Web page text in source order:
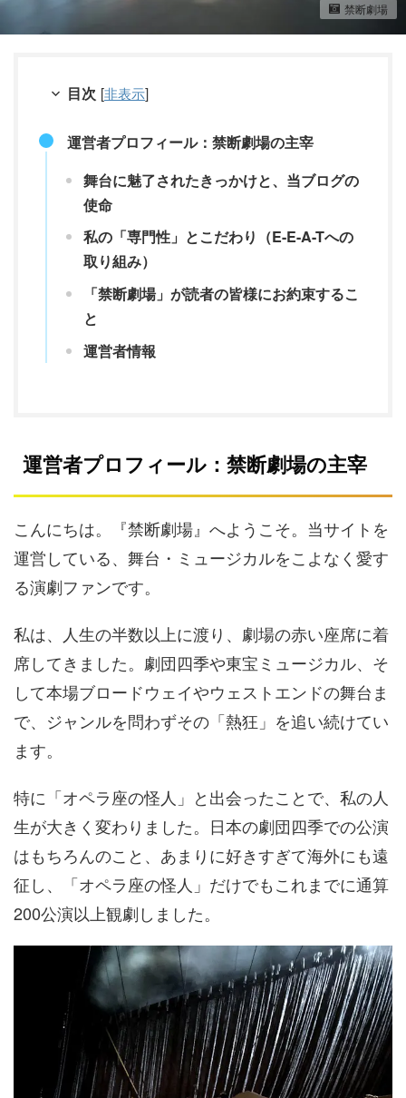
禁断劇場
目次 [非表示]
運営者プロフィール：禁断劇場の主宰
舞台に魅了されたきっかけと、当ブログの
使命
私の「専門性」とこだわり（E-E-A-Tへの
取り組み）
「禁断劇場」が読者の皆様にお約束するこ
と
運営者情報
運営者プロフィール：禁断劇場の主宰
こんにちは。『禁断劇場』へようこそ。当サイトを
運営している、舞台・ミュージカルをこよなく愛す
る演劇ファンです。
私は、人生の半数以上に渡り、劇場の赤い座席に着
席してきました。劇団四季や東宝ミュージカル、そ
して本場ブロードウェイやウェストエンドの舞台ま
で、ジャンルを問わずその「熱狂」を追い続けてい
ます。
特に「オペラ座の怪人」と出会ったことで、私の人
生が大きく変わりました。日本の劇団四季での公演
はもちろんのこと、あまりに好きすぎて海外にも遠
征し、「オペラ座の怪人」だけでもこれまでに通算
200公演以上観劇しました。